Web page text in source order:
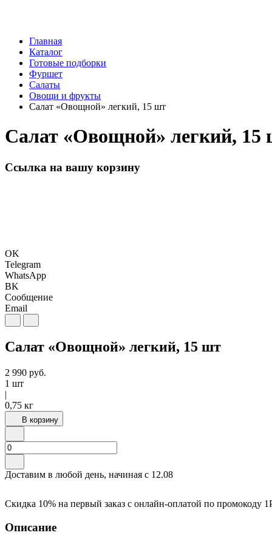
Главная
Каталог
Готовые подборки
Фуршет
Салаты
Овощи и фрукты
Салат «Овощной» легкий, 15 шт
Салат «Овощной» легкий, 15
Ссылка на вашу корзину
OK
Telegram
WhatsApp
BK
Сообщение
Email
Салат «Овощной» легкий, 15 шт
2 990 руб.
1 шт
|
0,75 кг
В корзину
Доставим в любой день, начиная с 12.08
Скидка 10% на первый заказ с онлайн-оплатой по промокоду
Описание